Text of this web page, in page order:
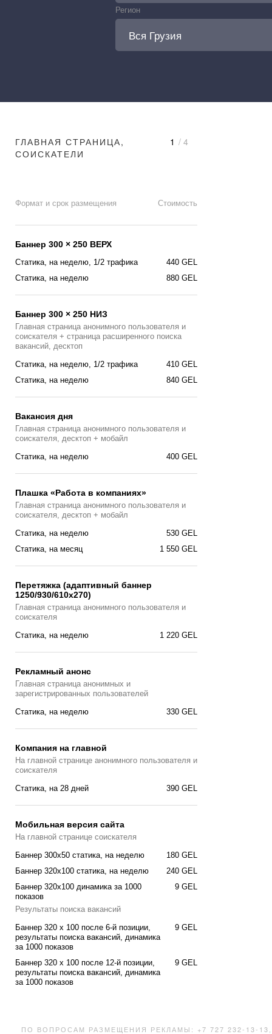
Регион
1 / 4
ГЛАВНАЯ СТРАНИЦА,
СОИСКАТЕЛИ
Формат и срок размещения Стоимость
Баннер 300 × 250 ВЕРХ
440 GEL
Статика, на неделю, 1/2 трафика
880 GEL
Статика, на неделю
Баннер 300 × 250 НИЗ
Главная страница анонимного пользователя и
соискателя + страница расширенного поиска
вакансий, десктоп
410 GEL
Статика, на неделю, 1/2 трафика
840 GEL
Статика, на неделю
Вакансия дня
Главная страницa анонимного пользователя и
соискателя, десктоп + мобайл
400 GEL
Cтатика, на неделю
Плашка «Работа в компаниях»
Главная страницa анонимного пользователя и
соискателя, десктоп + мобайл
530 GEL
Статика, на неделю
1 550 GEL
Статика, на месяц
Перетяжка (адаптивный баннер
1250/930/610х270)
Главная страницa анонимного пользователя и
соискателя
1 220 GEL
Статика, на неделю
Рекламный анонс
Главная страница анонимных и
зарегистрированных пользователей
330 GEL
Статика, на неделю
Компания на главной
На главной странице анонимного пользователя и
соискателя
390 GEL
Cтатика, на 28 дней
Мобильная версия сайта
На главной странице соискателя
180 GEL
Баннер 300x50 статика, на неделю
240 GEL
Баннер 320x100 статика, на неделю
9 GEL
Баннер 320x100 динамика за 1000
показов
Результаты поиска вакансий
9 GEL
Баннер 320 x 100 после 6-й позиции,
результаты поиска вакансий, динамика
за 1000 показов
9 GEL
Баннер 320 x 100 после 12-й позиции,
результаты поиска вакансий, динамика
за 1000 показов
ПО ВОПРОСАМ РАЗМЕЩЕНИЯ РЕКЛАМЫ: +7 727 232-13-13,